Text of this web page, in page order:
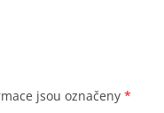
jsou označeny *